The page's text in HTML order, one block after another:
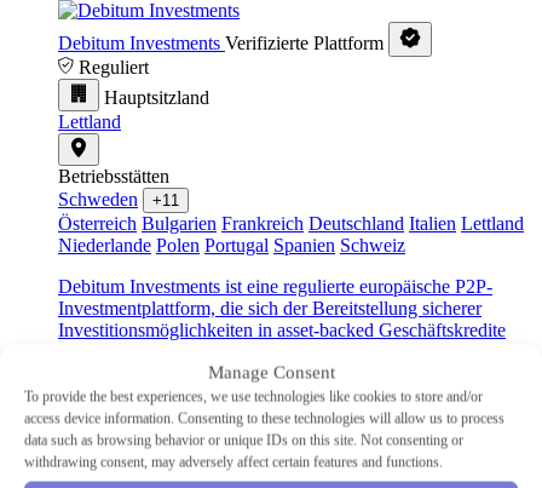
Manage Consent
To provide the best experiences, we use technologies like cookies to store and/or
access device information. Consenting to these technologies will allow us to process
data such as browsing behavior or unique IDs on this site. Not consenting or
withdrawing consent, may adversely affect certain features and functions.
Debitum Investments Verifizierte Plattform
Reguliert
Hauptsitzland
Lettland
Betriebsstätten
Schweden
+11
Österreich Bulgarien Frankreich Deutschland Italien Lettland
Niederlande Polen Portugal Spanien Schweiz
Debitum Investments ist eine regulierte europäische P2P-
Investmentplattform, die sich der Bereitstellung sicherer
Investitionsmöglichkeiten in asset-backed Geschäftskredite
Branche
KMU
Typ
P2P-Kreditvergabe
Mindestinvestition €10